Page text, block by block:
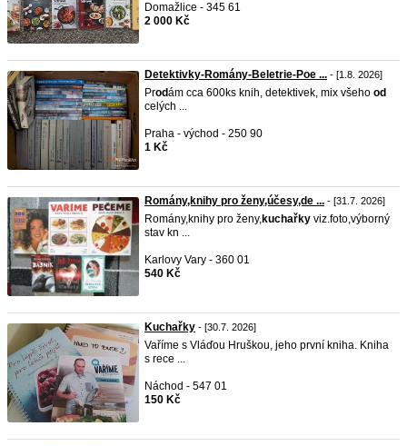
Domažlice - 345 61
2 000 Kč
Detektivky-Romány-Beletrie-Poe ... - [1.8. 2026]
Prodám cca 600ks knih, detektivek, mix všeho od
celých ...
Praha - východ - 250 90
1 Kč
Romány,knihy pro ženy,účesy,de ... - [31.7. 2026]
Romány,knihy pro ženy,kuchařky viz.foto,výborný
stav kn ...
Karlovy Vary - 360 01
540 Kč
Kuchařky - [30.7. 2026]
Vaříme s Vláďou Hruškou, jeho první kniha. Kniha
s rece ...
Náchod - 547 01
150 Kč